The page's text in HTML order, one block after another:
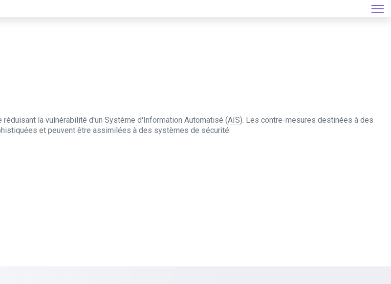
la vulnérabilité d'un Système d'Information Automatisé (AIS). Les contre-mesures destinées à des
et peuvent être assimilées à des systèmes de sécurité.